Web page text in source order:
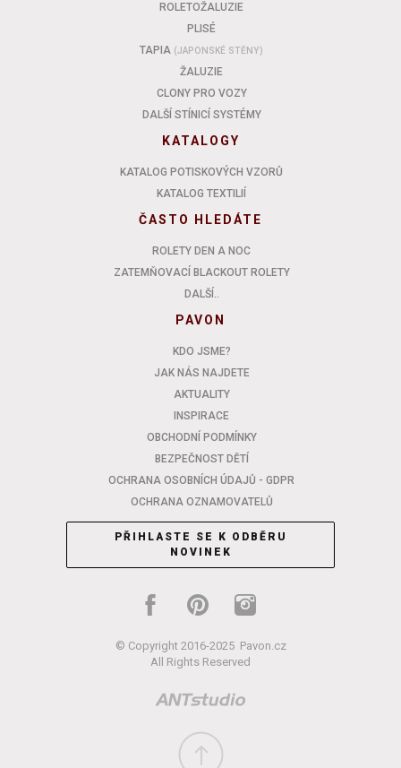
ROLETOŽALUZIE
PLISÉ
TAPIA (JAPONSKÉ STĚNY)
ŽALUZIE
CLONY PRO VOZY
DALŠÍ STÍNICÍ SYSTÉMY
KATALOGY
KATALOG POTISKOVÝCH VZORŮ
KATALOG TEXTILIÍ
ČASTO HLEDÁTE
ROLETY DEN A NOC
ZATEMŇOVACÍ BLACKOUT ROLETY
DALŠÍ..
PAVON
KDO JSME?
JAK NÁS NAJDETE
AKTUALITY
INSPIRACE
OBCHODNÍ PODMÍNKY
BEZPEČNOST DĚTÍ
OCHRANA OSOBNÍCH ÚDAJŮ - GDPR
OCHRANA OZNAMOVATELŮ
PŘIHLASTE SE K ODBĚRU
NOVINEK
© Copyright 2016-2025 Pavon.cz
All Rights Reserved